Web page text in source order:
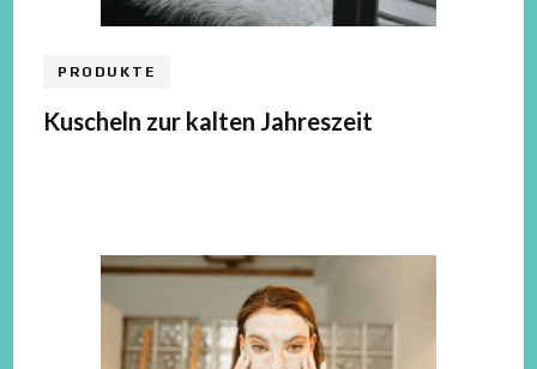
PRODUKTE
Kuscheln zur kalten Jahreszeit